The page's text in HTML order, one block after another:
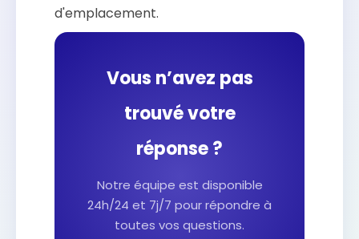
d'emplacement.
Vous n’avez pas
trouvé votre
réponse ?
Notre équipe est disponible
24h/24 et 7j/7 pour répondre à
toutes vos questions.